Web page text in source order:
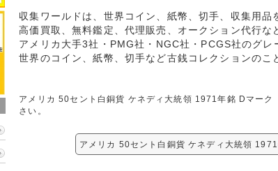
収集ワールドは、世界コイン、紙幣、切手、収集用品
高価買取、無料鑑定、代理販売、オークション代行な
アメリカ大手3社・PMG社・NGC社・PCGS社のグレ
世界のコイン、紙幣、切手など古銭コレクションのこ
アメリカ 50セント白銅貨 ケネディ大統領 1971年銘 Dマー
さい。
アメリカ 50セント白銅貨 ケネディ大統領